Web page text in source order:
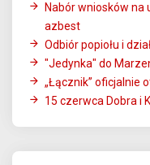
Nabór wniosków
azbest
Odbiór popiołu i
"Jedynka" do
„Łącznik” oficjalnie
15 czerwca Dobra i